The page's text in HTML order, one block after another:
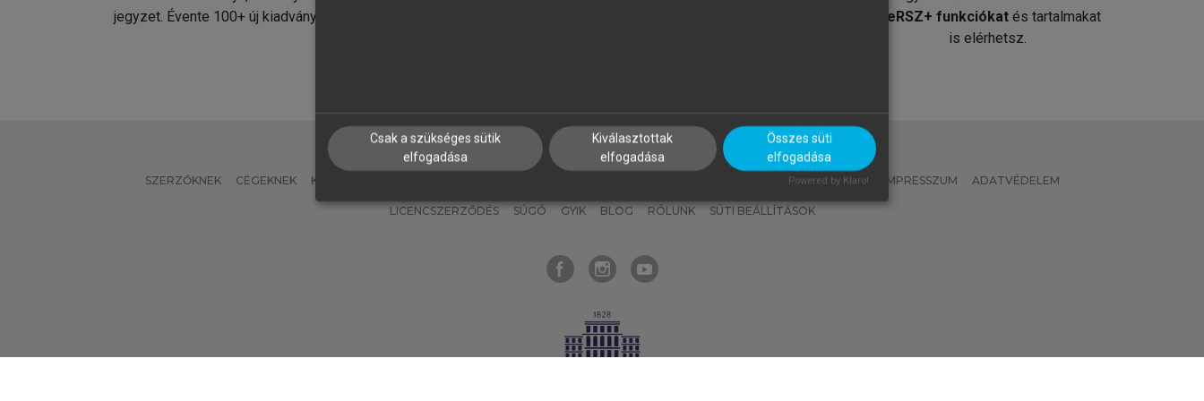
jegyzet. Évente 100+ új kiadvány.
MeRSZ+ funkciókat és tartalmakat
is elérhetsz.
SZERZŐKNEK CÉGEKNEK KÖNYVTÁROSOKNAK MI – ÁLTALÁNOS IRÁNYELVEK IMPRESSZUM ADATVÉDELEM
LICENCSZERZŐDÉS SÚGÓ GYIK BLOG RÓLUNK SÜTI BEÁLLÍTÁSOK
Csak a szükséges sütik
elfogadása
Kiválasztottak
elfogadása
Összes süti
elfogadása
Powered by Klaro!